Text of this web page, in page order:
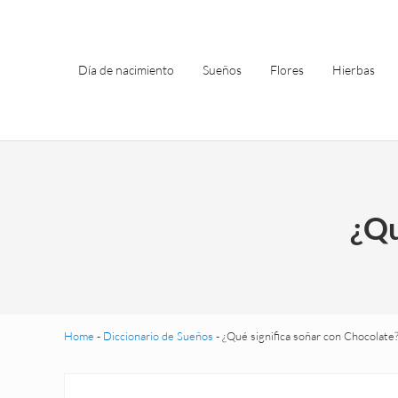
Día de nacimiento Sueños Flores Hierbas
Home - Diccionario de Sueños - ¿Qué significa soñar con Chocolate?